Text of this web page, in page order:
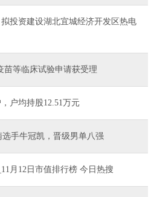
投资建设湖北宜城经济开发区热电
苗等临床试验申请获受理
户均持股12.51万元
手牛冠凯，晋级男单八强
月12日市值排行榜 今日热搜